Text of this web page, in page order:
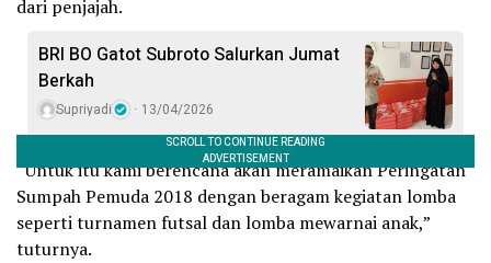
dari penjajah.
BRI BO Gatot Subroto Salurkan Jumat
Berkah
Supriyadi 13/04/2026
“Untuk itu kami berencana akan meramaikan Peringatan
Sumpah Pemuda 2018 dengan beragam kegiatan lomba
seperti turnamen futsal dan lomba mewarnai anak,”
tuturnya.